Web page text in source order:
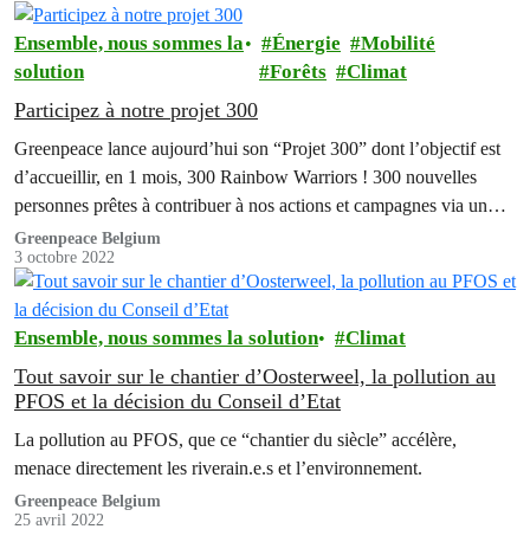
Ensemble, nous sommes la
solution
Énergie
Mobilité
Forêts
Climat
Participez à notre projet 300
Greenpeace lance aujourd’hui son “Projet 300” dont l’objectif est
d’accueillir, en 1 mois, 300 Rainbow Warriors ! 300 nouvelles
personnes prêtes à contribuer à nos actions et campagnes via un
soutien mensuel.
Greenpeace Belgium
3 octobre 2022
Ensemble, nous sommes la solution Climat
Tout savoir sur le chantier d’Oosterweel, la pollution au
PFOS et la décision du Conseil d’Etat
La pollution au PFOS, que ce “chantier du siècle” accélère,
menace directement les riverain.e.s et l’environnement.
Greenpeace Belgium
25 avril 2022